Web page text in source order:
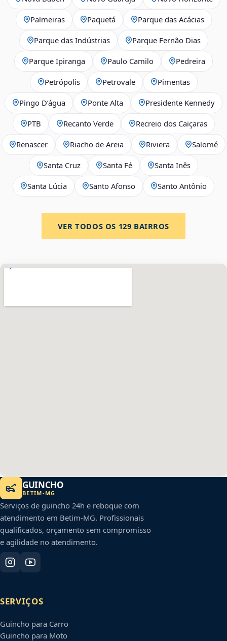
Palmeiras Paquetá Parque das Acácias
Parque das Indústrias Parque Fernão Dias
Parque Ipiranga Paulo Camilo Pedreira
Petrópolis Petrovale Pimentas
Pingo D’água Ponte Alta Presidente Kennedy
PTB Recanto Verde Recreio dos Caiçaras
Renascer Riacho de Areia Riviera Salomé
Santa Cruz Santa Fé Santa Inês
Santa Lúcia Santo Afonso Santo Antônio
VER TODOS OS 129 BAIRROS
GUINCHO
BETIM-MG
Serviços de guincho 24h e reboque com
atendimento em Betim-MG. Profissionais
qualificados, orçamento sem compromisso
e agilidade no atendimento.
SERVIÇOS
Guincho para Carro
Guincho para Moto